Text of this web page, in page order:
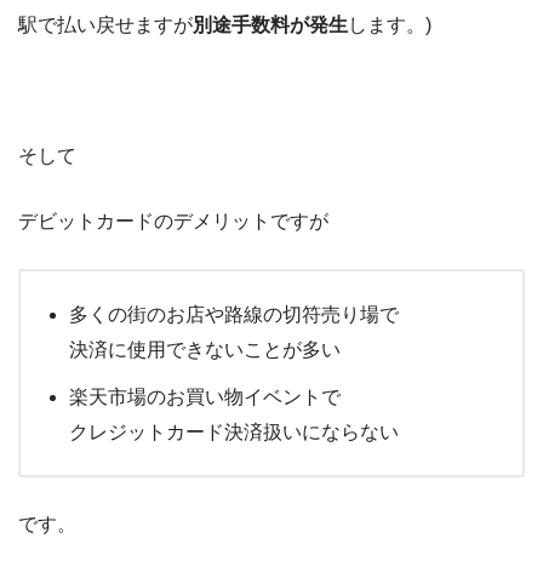
駅で払い戻せますが別途手数料が発生 します。)
そして
デビットカードのデメリットですが
多くの街のお店や路線の切符売り場で
決済に使用できないことが多い
楽天市場のお買い物イベントで
クレジットカード決済扱いにならない
です。